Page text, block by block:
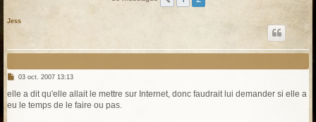
Jess
M
s
s
a
03 oct. 2007 13:13
elle a dit qu'elle allait le mettre sur Internet, donc faudrait lui demander si elle a
eu le temps de le faire ou pas.